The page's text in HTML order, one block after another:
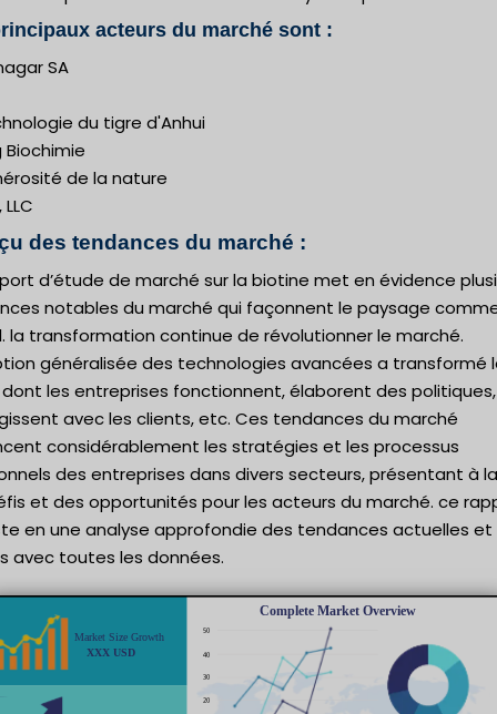
acteurs du marché sont :
SA
du tigre d'Anhui
Biochimie
de la nature
des tendances du marché :
d’étude de marché sur la biotine met en évidence
notables du marché qui façonnent le paysage
la transformation continue de révolutionner le marché.
généralisée des technologies avancées a transformé
les entreprises fonctionnent, élaborent des politiques,
avec les clients, etc. Ces tendances du marché
considérablement les stratégies et les processus
des entreprises dans divers secteurs, présentant à
et des opportunités pour les acteurs du marché. ce
en une analyse approfondie des tendances actuelles et
avec toutes les données.